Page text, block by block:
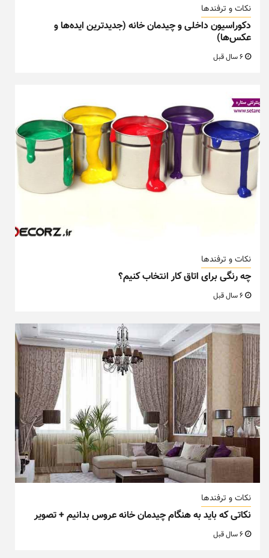
نکات و ترفندها
دکوراسیون داخلی و چیدمان خانه (جدیدترین ایده‌ها و
عکس‌ها)
نکات و ترفندها
چه رنگی برای اتاق کار انتخاب کنیم؟
نکات و ترفندها
نکاتی که باید به هنگام چیدمان خانه عروس بدانیم + تصویر